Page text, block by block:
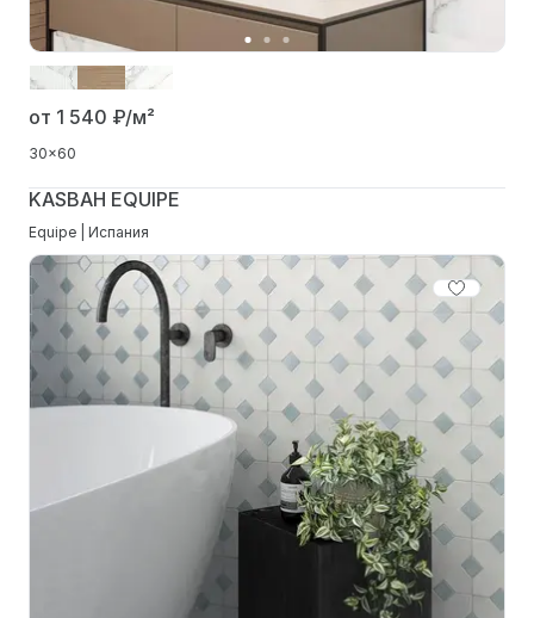
от 1 540 ₽/м²
30x60
KASBAH EQUIPE
Equipe | Испания